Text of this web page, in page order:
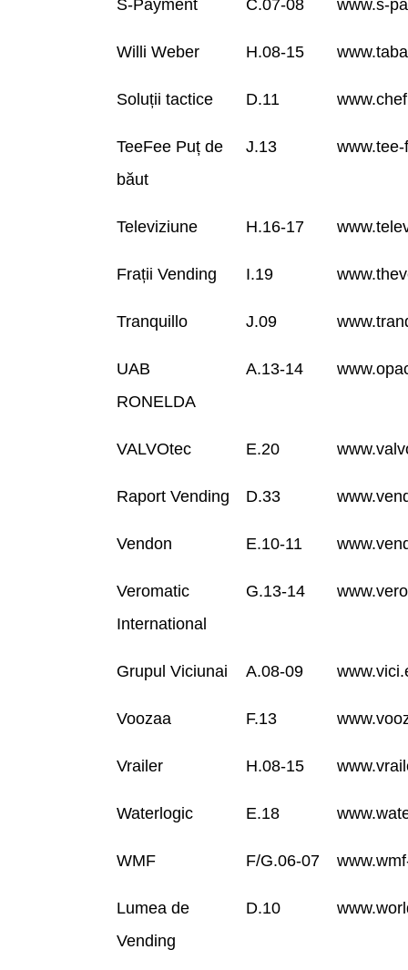
S-Payment C.07-08 www.s-
Willi Weber H.08-15
Soluții tactice D.11
TeeFee Puț de
băut
J.13
Televiziune H.16-17
Frații Vending I.19
Tranquillo J.09
UAB
RONELDA
A.13-14
VALVOtec E.20
Raport Vending D.33
Vendon E.10-11
Veromatic
International
G.13-14
Grupul Viciunai A.08-09
Voozaa F.13
Vrailer H.08-15
Waterlogic E.18
WMF F/G.06-07
Lumea de
Vending
D.10